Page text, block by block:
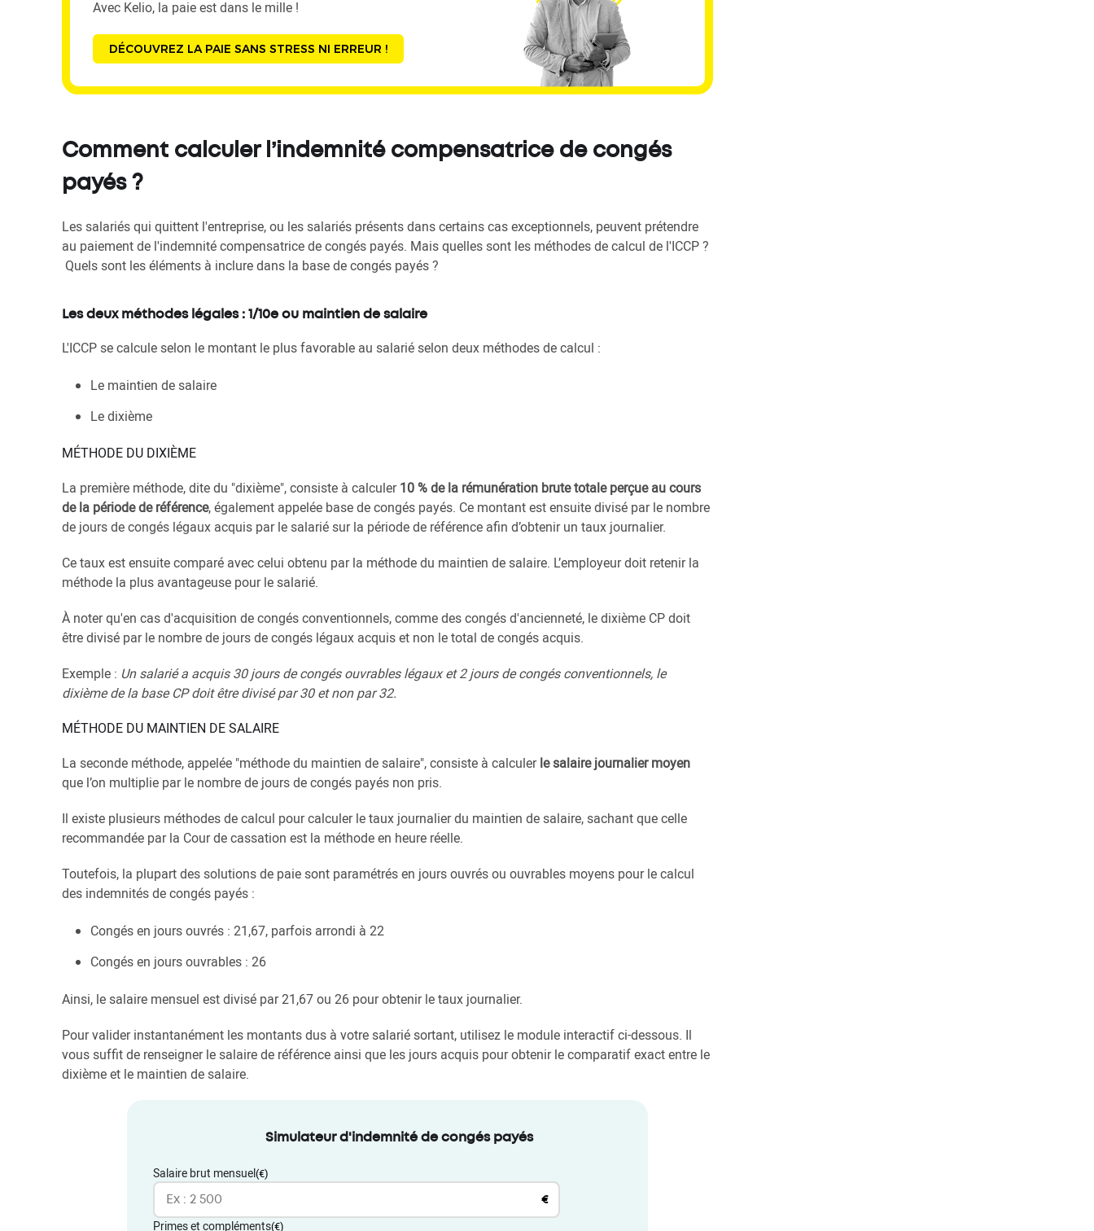
Avec Kelio, la paie est dans le mille !
DÉCOUVREZ LA PAIE SANS STRESS NI ERREUR !
Comment calculer l’indemnité compensatrice de congés
payés ?
Les salariés qui quittent l'entreprise, ou les salariés présents dans certains cas exceptionnels, peuvent prétendre
au paiement de l'indemnité compensatrice de congés payés. Mais quelles sont les méthodes de calcul de l'ICCP ?
Quels sont les éléments à inclure dans la base de congés payés ?
Les deux méthodes légales : 1/10e ou maintien de salaire
L'ICCP se calcule selon le montant le plus favorable au salarié selon deux méthodes de calcul :
Le maintien de salaire
Le dixième
MÉTHODE DU DIXIÈME
La première méthode, dite du "dixième", consiste à calculer10 % de la rémunération brute totale perçue au cours
de la période de référence, également appelée base de congés payés. Ce montant est ensuite divisé par le nombre
de jours de congés légaux acquis par le salarié sur la période de référence afin d’obtenir un taux journalier.
Ce taux est ensuite comparé avec celui obtenu par la méthode du maintien de salaire. L’employeur doit retenir la
méthode la plus avantageuse pour le salarié.
À noter qu'en cas d'acquisition de congés conventionnels, comme des congés d'ancienneté, le dixième CP doit
être divisé par le nombre de jours de congés légaux acquis et non le total de congés acquis.
Exemple : Un salarié a acquis 30 jours de congés ouvrables légaux et 2 jours de congés conventionnels, le
dixième de la base CP doit être divisé par 30 et non par 32.
MÉTHODE DU MAINTIEN DE SALAIRE
La seconde méthode, appelée "méthode du maintien de salaire", consiste à calculerle salaire journalier moyen
que l’on multiplie par le nombre de jours de congés payés non pris.
Il existe plusieurs méthodes de calcul pour calculer le taux journalier du maintien de salaire, sachant que celle
recommandée par la Cour de cassation est la méthode en heure réelle.
Toutefois, la plupart des solutions de paie sont paramétrés en jours ouvrés ou ouvrables moyens pour le calcul
des indemnités de congés payés :
Congés en jours ouvrés : 21,67, parfois arrondi à 22
Congés en jours ouvrables : 26
Ainsi, le salaire mensuel est divisé par 21,67 ou 26 pour obtenir le taux journalier.
Pour valider instantanément les montants dus à votre salarié sortant, utilisez le module interactif ci-dessous. Il
vous suffit de renseigner le salaire de référence ainsi que les jours acquis pour obtenir le comparatif exact entre le
dixième et le maintien de salaire.
Simulateur d'indemnité de congés payés
Salaire brut mensuel(€)
€
Primes et compléments(€)